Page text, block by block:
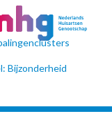
Bijzonderheid